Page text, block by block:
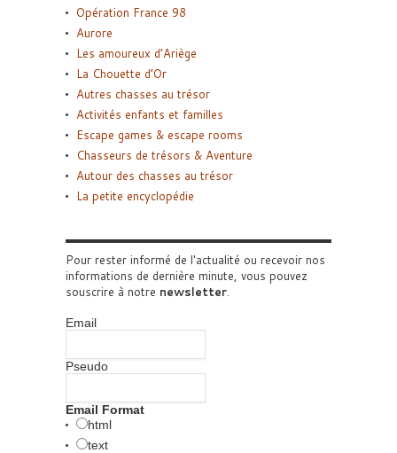
Opération France 98
Aurore
Les amoureux d’Ariège
La Chouette d’Or
Autres chasses au trésor
Activités enfants et familles
Escape games & escape rooms
Chasseurs de trésors & Aventure
Autour des chasses au trésor
La petite encyclopédie
Pour rester informé de l'actualité ou recevoir nos
informations de dernière minute, vous pouvez
souscrire à notre newsletter.
Email
Pseudo
Email Format
html
text